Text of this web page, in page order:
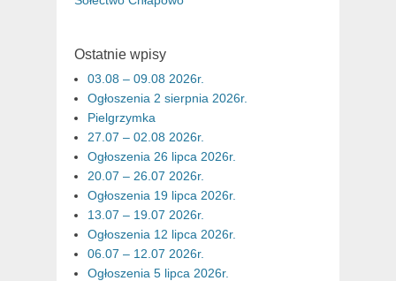
Ostatnie wpisy
03.08 – 09.08 2026r.
Ogłoszenia 2 sierpnia 2026r.
Pielgrzymka
27.07 – 02.08 2026r.
Ogłoszenia 26 lipca 2026r.
20.07 – 26.07 2026r.
Ogłoszenia 19 lipca 2026r.
13.07 – 19.07 2026r.
Ogłoszenia 12 lipca 2026r.
06.07 – 12.07 2026r.
Ogłoszenia 5 lipca 2026r.